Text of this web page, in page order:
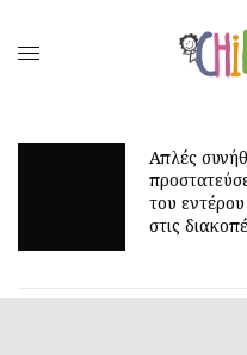
συνήθειες για να
την υγεία
εντέρου των παιδιών